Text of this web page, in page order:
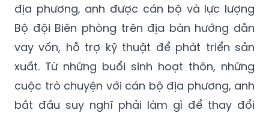
địa phương, anh được cán bộ và lực lượng
Bộ đội Biên phòng trên địa bàn hướng dẫn
vay vốn, hỗ trợ kỹ thuật để phát triển sản
xuất. Từ những buổi sinh hoạt thôn, những
cuộc trò chuyện với cán bộ địa phương, anh
bắt đầu suy nghĩ phải làm gì để thay đổi